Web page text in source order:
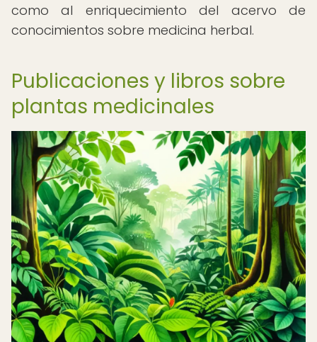
como al enriquecimiento del acervo de
conocimientos sobre medicina herbal.
Publicaciones y libros sobre
plantas medicinales